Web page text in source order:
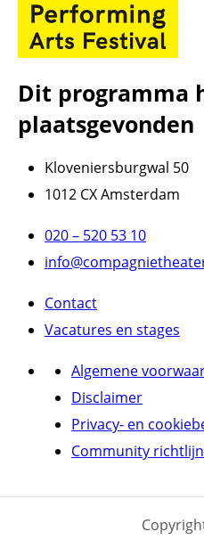
Dit programma
plaatsgevonden
Kloveniersburgwal 50
1012 CX Amsterdam
020 – 520 53 10
Contact
Vacatures en stages
Algemene
Disclaimer
Privacy- en
Community